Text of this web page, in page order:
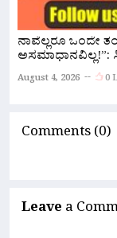
ನಾವೆಲ್ಲರೂ ಒಂದೇ
ಅಸಮಾಧಾನವಿಲ್ಲ!”:
August 4, 2026 0
Comments (0)
Leave a